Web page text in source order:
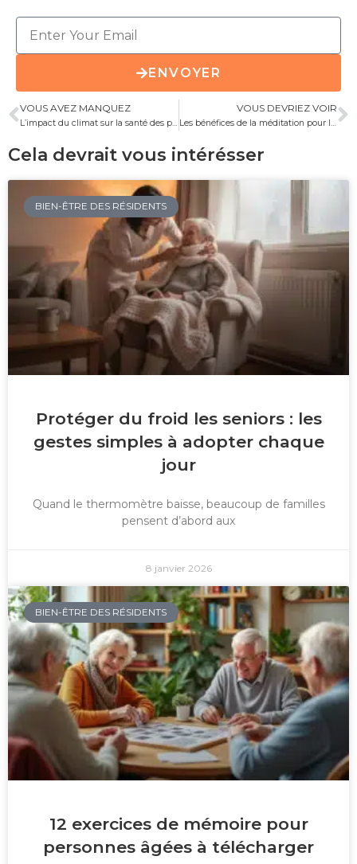
ENVOYER
VOUS AVEZ MANQUEZ
L’impact du climat sur la santé des personnes âgées
VOUS DEVRIEZ VOIR
Les bénéfices de la méditation pour les seniors
Cela devrait vous intérésser
BIEN-ÊTRE DES RÉSIDENTS
Protéger du froid les seniors : les
gestes simples à adopter chaque
jour
Quand le thermomètre baisse, beaucoup de familles
pensent d’abord aux
8 janvier 2026
BIEN-ÊTRE DES RÉSIDENTS
12 exercices de mémoire pour
personnes âgées à télécharger